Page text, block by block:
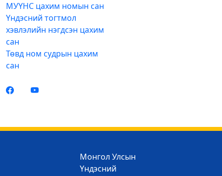
МУҮНС цахим номын сан
Үндэсний тогтмол
хэвлэлийн нэгдсэн цахим
сан
Төвд ном судрын цахим
сан
Монгол Улсын
Үндэсний